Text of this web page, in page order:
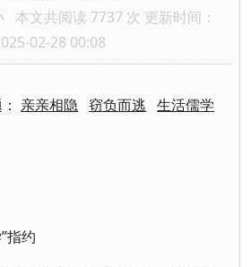
本文共阅读 7737 次 更新时间：
02-28 00:08
亲亲相隐 窃负而逃 生活儒学
指约